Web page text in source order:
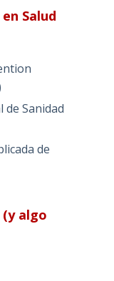
Salud
de Sanidad
de
(y algo